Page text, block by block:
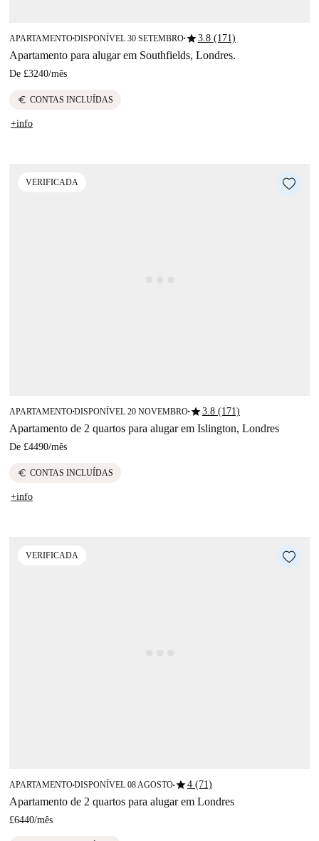
APARTAMENTO■DISPONÍVEL 30 SETEMBRO■star3.8 (171)
Apartamento para alugar em Southfields, Londres.
De £3240/mês
euro CONTAS INCLUÍDAS
+info
VERIFICADA
APARTAMENTO■DISPONÍVEL 20 NOVEMBRO■star3.8 (171)
Apartamento de 2 quartos para alugar em Islington, Londres
De £4490/mês
euro CONTAS INCLUÍDAS
+info
VERIFICADA
APARTAMENTO■DISPONÍVEL 08 AGOSTO■star4 (71)
Apartamento de 2 quartos para alugar em Londres
£6440/mês